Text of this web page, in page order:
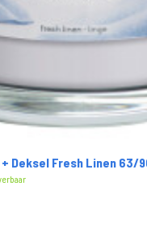
Deksel Fresh Linen 63/